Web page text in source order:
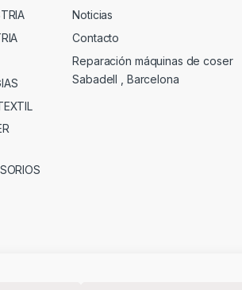
Noticias
Contacto
Reparación máquinas de coser
Sabadell , Barcelona